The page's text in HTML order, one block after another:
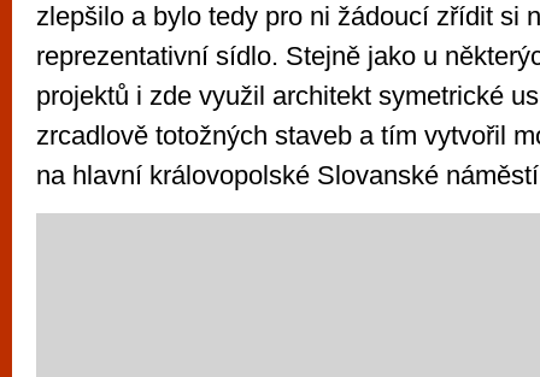
zlepšilo a bylo tedy pro ni žádoucí zřídit si
reprezentativní sídlo. Stejně jako u
projektů i zde využil architekt symetrické
zrcadlově totožných staveb a tím vytvořil
na hlavní královopolské Slovanské